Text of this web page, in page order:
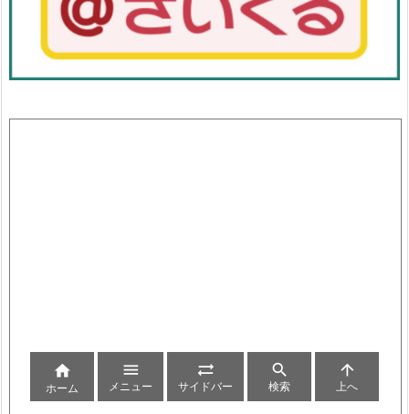

ホーム

メニュー

サイドバー

検索

上へ